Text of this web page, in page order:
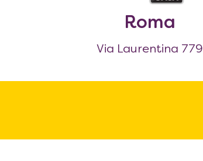
Roma
Via Laurentina 779